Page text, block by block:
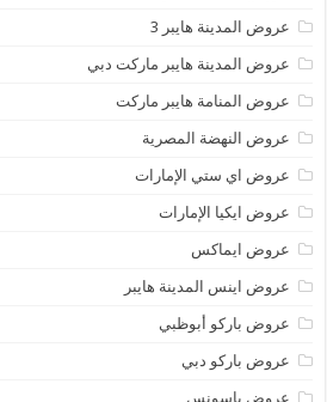
عروض المدينة هايبر 3
عروض المدينة هايبر ماركت دبي
عروض المنامة هايبر ماركت
عروض النهضة المصرية
عروض اي ستي الإمارات
عروض ايكيا الإمارات
عروض ايماكس
عروض اينس المدينة هايبر
عروض باركو أبوظبي
عروض باركو دبي
عروض باسونس